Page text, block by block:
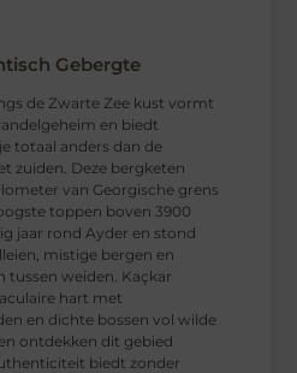
Gebergte
de Zwarte Zee kust vormt
en biedt
totaal anders dan de
zuiden. Deze bergketen
van Georgische grens
toppen boven 3900
jaar rond Ayder en stond
mistige bergen en
tussen weiden. Kaçkar
hart met
en dichte bossen vol wilde
ontdekken dit gebied
biedt zonder